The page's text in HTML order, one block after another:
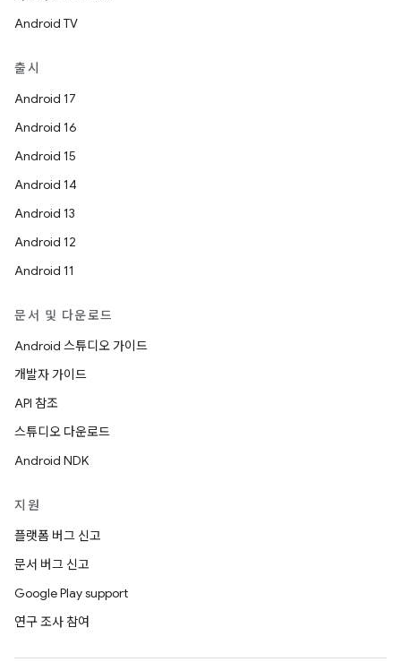
Android TV
출시
Android 17
Android 16
Android 15
Android 14
Android 13
Android 12
Android 11
문서 및 다운로드
Android 스튜디오 가이드
개발자 가이드
API 참조
스튜디오 다운로드
Android NDK
지원
플랫폼 버그 신고
문서 버그 신고
Google Play support
연구 조사 참여